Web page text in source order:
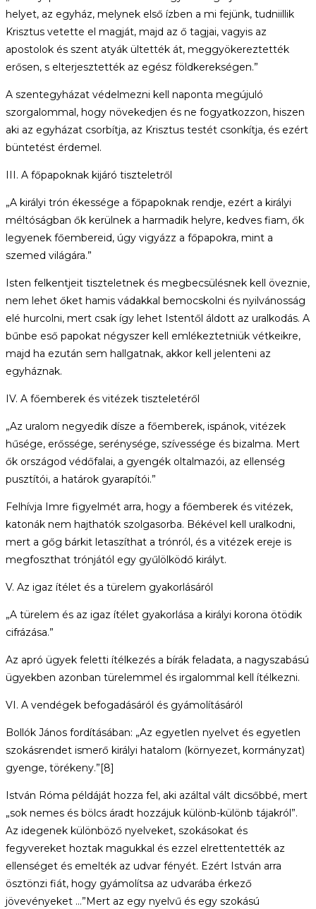
helyet, az egyház, melynek első ízben a mi fejünk, tudniillik
Krisztus vetette el magját, majd az ő tagjai, vagyis az
apostolok és szent atyák ültették át, meggyökereztették
erősen, s elterjesztették az egész földkerekségen.”
A szentegyházat védelmezni kell naponta megújuló
szorgalommal, hogy növekedjen és ne fogyatkozzon, hiszen
aki az egyházat csorbítja, az Krisztus testét csonkítja, és ezért
büntetést érdemel.
III. A főpapoknak kijáró tiszteletről
„A királyi trón ékessége a főpapoknak rendje, ezért a királyi
méltóságban ők kerülnek a harmadik helyre, kedves fiam, ők
legyenek főembereid, úgy vigyázz a főpapokra, mint a
szemed világára.”
Isten felkentjeit tiszteletnek és megbecsülésnek kell öveznie,
nem lehet őket hamis vádakkal bemocskolni és nyilvánosság
elé hurcolni, mert csak így lehet Istentől áldott az uralkodás. A
bűnbe eső papokat négyszer kell emlékeztetniük vétkeikre,
majd ha ezután sem hallgatnak, akkor kell jelenteni az
egyháznak.
IV. A főemberek és vitézek tiszteletéről
„Az uralom negyedik dísze a főemberek, ispánok, vitézek
hűsége, erőssége, serénysége, szívessége és bizalma. Mert
ők országod védőfalai, a gyengék oltalmazói, az ellenség
pusztítói, a határok gyarapítói.”
Felhívja Imre figyelmét arra, hogy a főemberek és vitézek,
katonák nem hajthatók szolgasorba. Békével kell uralkodni,
mert a gőg bárkit letaszíthat a trónról, és a vitézek ereje is
megfoszthat trónjától egy gyűlölködő királyt.
V. Az igaz ítélet és a türelem gyakorlásáról
„A türelem és az igaz ítélet gyakorlása a királyi korona ötödik
cifrázása.”
Az apró ügyek feletti ítélkezés a bírák feladata, a nagyszabású
ügyekben azonban türelemmel és irgalommal kell ítélkezni.
VI. A vendégek befogadásáról és gyámolításáról
Bollók János fordításában: „Az egyetlen nyelvet és egyetlen
szokásrendet ismerő királyi hatalom (környezet, kormányzat)
gyenge, törékeny.”[8]
István Róma példáját hozza fel, aki azáltal vált dicsőbbé, mert
„sok nemes és bölcs áradt hozzájuk különb-különb tájakról”.
Az idegenek különböző nyelveket, szokásokat és
fegyvereket hoztak magukkal és ezzel elrettentették az
ellenséget és emelték az udvar fényét. Ezért István arra
ösztönzi fiát, hogy gyámolítsa az udvarába érkező
jövevényeket …”Mert az egy nyelvű és egy szokású